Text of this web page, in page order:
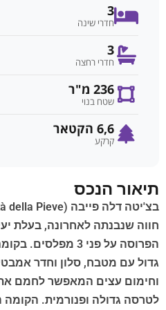
3
חדרי שינה
3
חדרי רחצה
236 מ"ר
שטח בנוי
6,6 הקטאר
קרקע
תיאור הנכס
חווה שנבנתה לאחרונה, בעלת
הפרוסה על פני 3
גדול עם מטבח, סלון וחדר
וחימום עצים המאפשר לחמם